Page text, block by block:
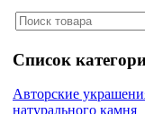
Список
Авторские
натурального камня